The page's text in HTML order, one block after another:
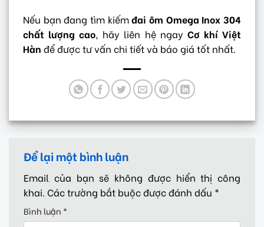
Nếu bạn đang tìm kiếmđai ôm Omega Inox 304
chất lượng cao, hãy liên hệ ngay Cơ khí Việt
Hàn để được tư vấn chi tiết và báo giá tốt nhất.
Để lại một bình luận
Email của bạn sẽ không được hiển thị công
khai. Các trường bắt buộc được đánh dấu *
Bình luận *